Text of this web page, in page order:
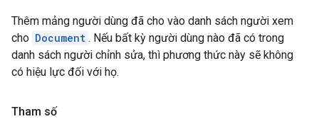
Thêm mảng người dùng đã cho vào danh sách người xem
cho Document . Nếu bất kỳ người dùng nào đã có trong
danh sách người chỉnh sửa, thì phương thức này sẽ không
có hiệu lực đối với họ.
Tham số